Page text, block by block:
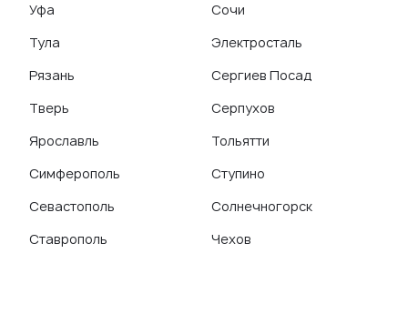
Уфа
Тула
Рязань
Тверь
Ярославль
Симферополь
Севастополь
Ставрополь
Сочи
Электросталь
Сергиев Посад
Серпухов
Тольятти
Ступино
Солнечногорск
Чехов